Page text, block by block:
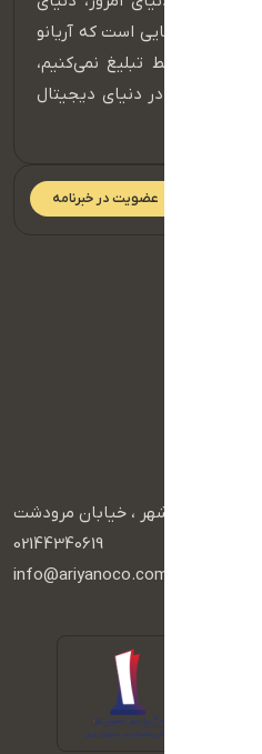
و اینجا جایی است که آریانو
ما فقط تبلیغ نمی‌کنیم،
و آن را در دنیای دیجیتال
عضویت در خبرنامه
تهران، آریاشهر ، خیابان مرودشت
02144340619
info@ariyanoco.com